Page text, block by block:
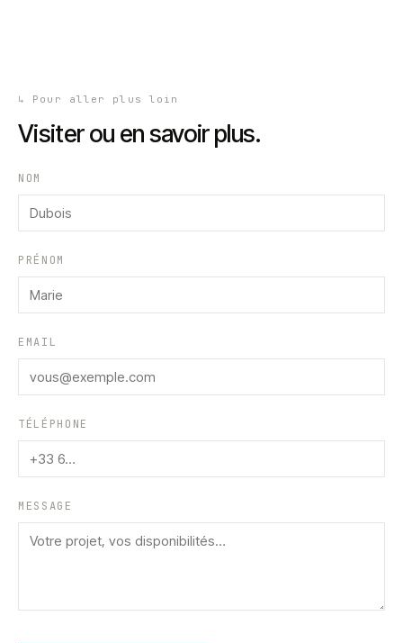
↳ Pour aller plus loin
Visiter ou en savoir plus.
NOM
PRÉNOM
EMAIL
TÉLÉPHONE
MESSAGE